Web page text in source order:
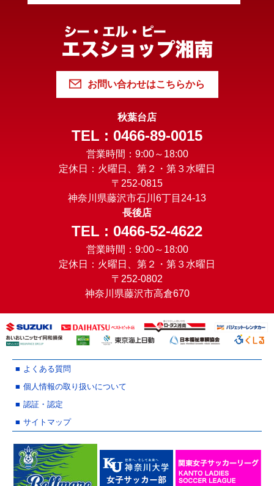
お問い合わせはこちらから
秋葉台店
TEL : 0466-89-0015
営業時間：9:00～18:00
定休日：火曜日、第２・第３水曜日
〒252-0815
神奈川県藤沢市石川6丁目24-13
長後店
TEL : 0466-52-4622
営業時間：9:00～18:00
定休日：火曜日、第２・第３水曜日
〒252-0802
神奈川県藤沢市高倉670
よくある質問
個人情報の取り扱いについて
認証・認定
サイトマップ